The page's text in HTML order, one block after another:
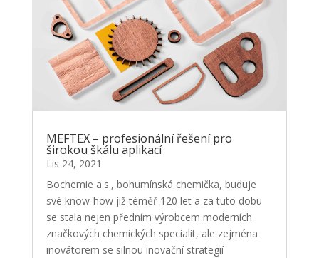
MEFTEX – profesionální řešení pro
širokou škálu aplikací
Lis 24, 2021
Bochemie a.s., bohumínská chemička, buduje
své know-how již téměř 120 let a za tuto dobu
se stala nejen předním výrobcem moderních
značkových chemických specialit, ale zejména
inovátorem se silnou inovační strategií